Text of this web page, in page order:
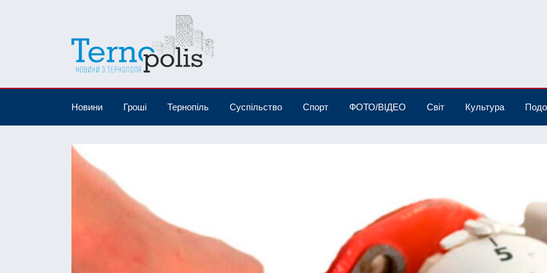
Новини Гроші Тернопіль Суспільство Спорт ФОТО/ВІДЕО Світ Культура